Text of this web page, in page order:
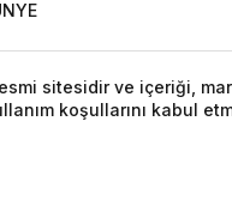
sitesidir ve içeriği,
koşullarını kabul